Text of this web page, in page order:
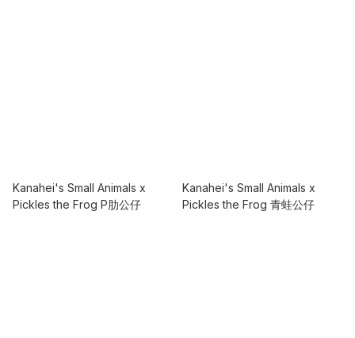
Kanahei's Small Animals x
Pickles the Frog P肋公仔
Kanahei's Small Animals x
Pickles the Frog 青蛙公仔